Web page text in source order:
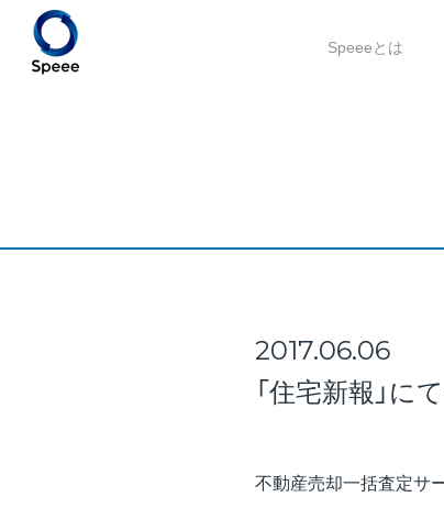
Speeeとは
2017.06.06
「住宅新報」
不動産売却一括査定サ